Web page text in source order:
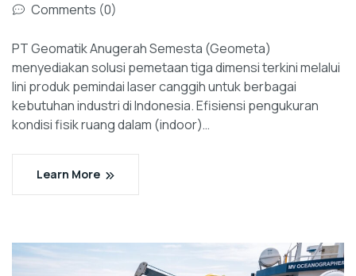
Comments (0)
PT Geomatik Anugerah Semesta (Geometa)
menyediakan solusi pemetaan tiga dimensi terkini melalui
lini produk pemindai laser canggih untuk berbagai
kebutuhan industri di Indonesia. Efisiensi pengukuran
kondisi fisik ruang dalam (indoor)…
Learn More